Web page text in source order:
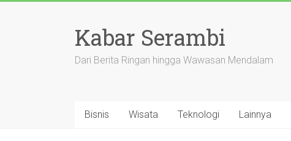
Kabar Serambi
Dari Berita Ringan hingga Wawasan Mendalam
Bisnis Wisata Teknologi Lainnya